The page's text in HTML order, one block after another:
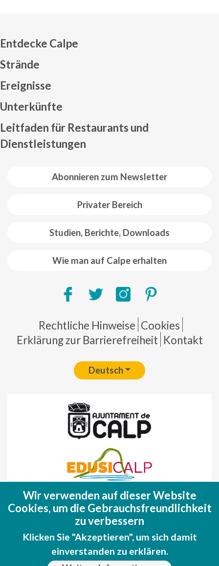
Abonnieren zum Newsletter
Privater Bereich
Studien, Berichte, Downloads
Wie man auf Calpe erhalten
Entdecke Calpe
Strände
Ereignisse
Unterkünfte
Leitfaden für Restaurants und
Dienstleistungen
Pie de página
Rechtliche Hinweise Cookies
Erklärung zur Barrierefreiheit Kontakt
Deutsch
Fondo Europeo de Desarrollo Regional
(FEDER)
Una manera de hacer EUROPA
Wir verwenden auf dieser Website
Cookies, um die Gebrauchsfreundlichkeit
zu verbessern
Klicken Sie "Akzeptieren", um sich damit
einverstanden zu erklären.